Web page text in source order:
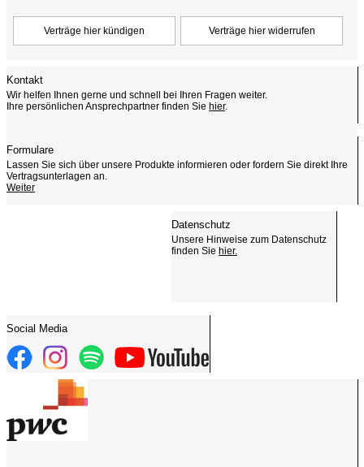
Kontakt
Wir helfen Ihnen gerne und schnell bei Ihren Fragen weiter.
Ihre persönlichen Ansprechpartner finden Sie hier.
Formulare
Lassen Sie sich über unsere Produkte informieren oder fordern Sie direkt Ihre
Vertragsunterlagen an.
Weiter
Datenschutz
Unsere Hinweise zum Datenschutz
finden Sie hier.
Social Media